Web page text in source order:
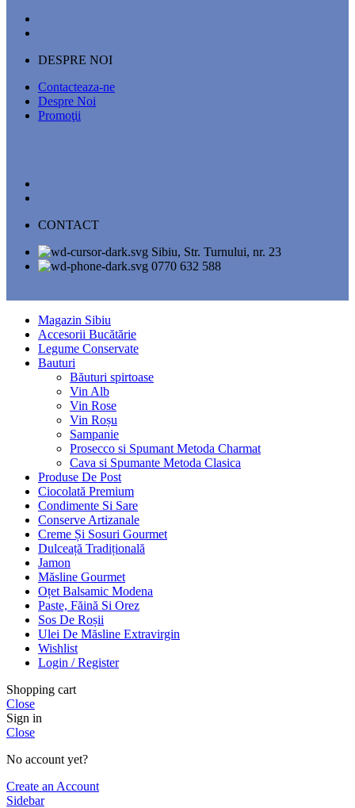
DESPRE NOI
Contacteaza-ne
Despre Noi
Promoţii
CONTACT
Sibiu, Str. Turnului, nr. 23
0770 632 588
Magazin Sibiu
Accesorii Bucătărie
Legume Conservate
Bauturi
Băuturi spirtoase
Vin Alb
Vin Rose
Vin Roșu
Sampanie
Prosecco si Spumant Metoda Charmat
Cava si Spumante Metoda Clasica
Produse De Post
Ciocolată Premium
Condimente Si Sare
Conserve Artizanale
Creme Și Sosuri Gourmet
Dulceață Tradițională
Jamon
Măsline Gourmet
Oțet Balsamic Modena
Paste, Făină Si Orez
Sos De Roșii
Ulei De Măsline Extravirgin
Wishlist
Login / Register
Shopping cart
Close
Sign in
Close
No account yet?
Create an Account
Sidebar